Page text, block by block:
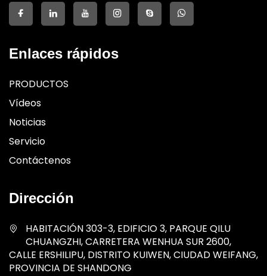
Enlaces rápidos
PRODUCTOS
Vídeos
Noticias
Servicio
Contáctenos
Dirección
HABITACIÓN 303-3, EDIFICIO 3, PARQUE QILU
CHUANGZHI, CARRETERA WENHUA SUR 2600,
CALLE ERSHILIPU, DISTRITO KUIWEN, CIUDAD WEIFANG,
PROVINCIA DE SHANDONG